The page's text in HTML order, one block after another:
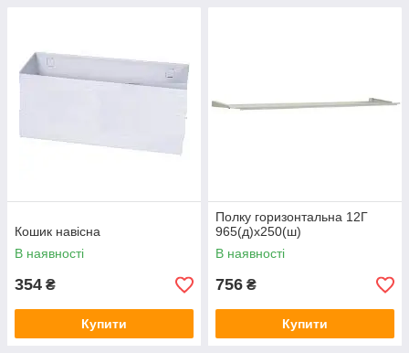
Кошик навісна
В наявності
354 ₴
Купити
Полку горизонтальна 12Г
965(д)х250(ш)
В наявності
756 ₴
Купити